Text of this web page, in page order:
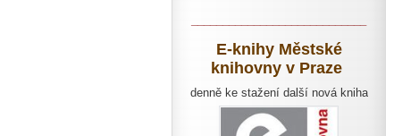
E-knihy Městské
knihovny v Praze
denně ke stažení další nová kniha